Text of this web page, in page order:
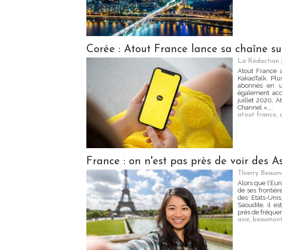
Corée : Atout France lance sa chaîne
La Rédaction
Atout France
KakaoTalk.
abonnés en
également
juillet 2020,
Channel »,...
atout france,
France : on n'est pas près de voir des
Thierry
Alors que
de ses
des Etats-
Saoudite, il
près de
asie, beaumont